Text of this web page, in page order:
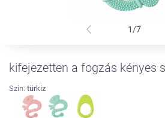
1/7
kifejezetten a fogzás kényes
Szín: türkiz